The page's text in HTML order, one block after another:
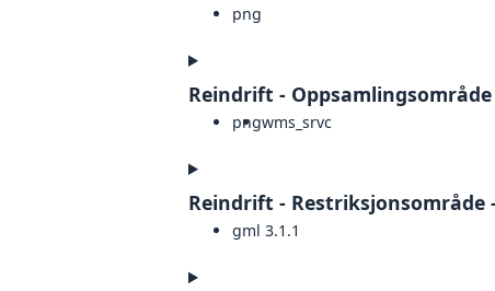
png
Reindrift - Oppsamlingsområde
pngwms_srvc
Reindrift - Restriksjonsområde -
gml 3.1.1